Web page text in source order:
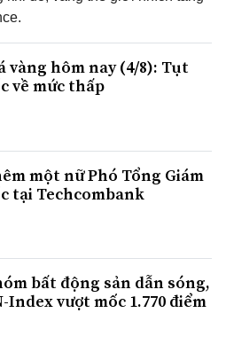
vàng hôm nay (4/8): Tụt
về mức thấp
một nữ Phó Tổng Giám
tại Techcombank
bất động sản dẫn sóng,
Index vượt mốc 1.770 điểm